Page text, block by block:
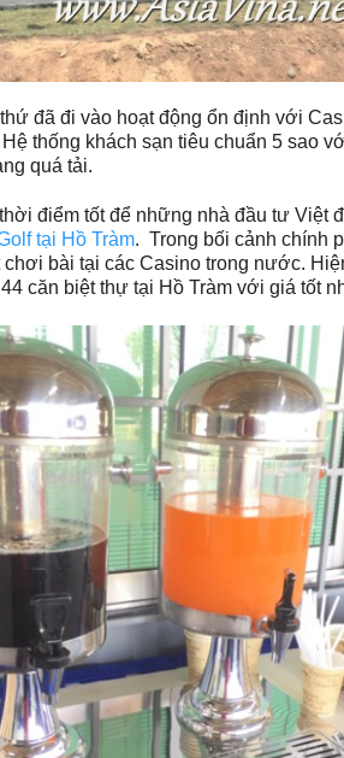
đã đi vào hoạt động ổn định với
thống khách sạn tiêu chuẩn 5 sao
quá tải.
điểm tốt để những nhà đầu tư Việt
tại Hồ Tràm. Trong bối cảnh chính
chơi bài tại các Casino trong nước.
căn biệt thự tại Hồ Tràm với giá tốt